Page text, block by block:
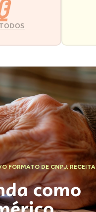
FORMATO DE CNPJ,RECEITA
como